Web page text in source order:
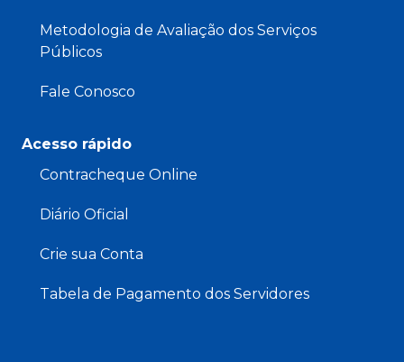
Metodologia de Avaliação dos Serviços
Públicos
Fale Conosco
Acesso rápido
Contracheque Online
Diário Oficial
Crie sua Conta
Tabela de Pagamento dos Servidores